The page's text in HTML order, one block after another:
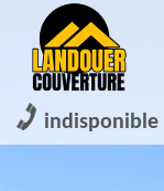
indisponible